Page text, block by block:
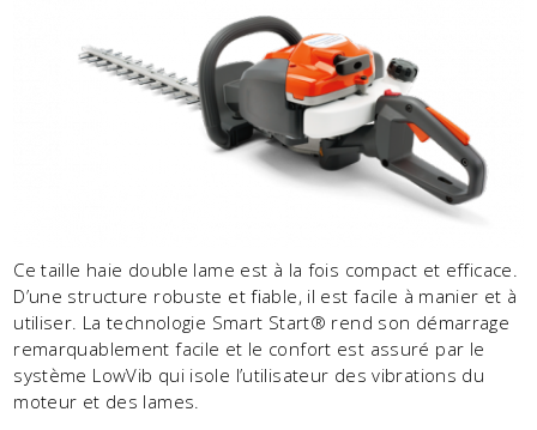
Ce taille haie double lame est à la fois compact et efficace.
D’une structure robuste et fiable, il est facile à manier et à
utiliser. La technologie Smart Start® rend son démarrage
remarquablement facile et le confort est assuré par le
système LowVib qui isole l’utilisateur des vibrations du
moteur et des lames.